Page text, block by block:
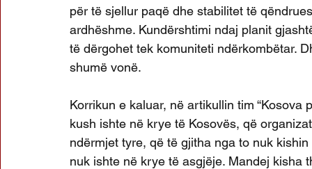
për të sjellur paqë dhe stabilitet të
ardhëshme. Kundërshtimi ndaj planit
të dërgohet tek komuniteti ndërkombëtar.
shumë vonë.
Korrikun e kaluar, në artikullin tim
kush ishte në krye të Kosovës, që
ndërmjet tyre, që të gjitha nga to nuk
nuk ishte në krye të asgjëje. Mandej